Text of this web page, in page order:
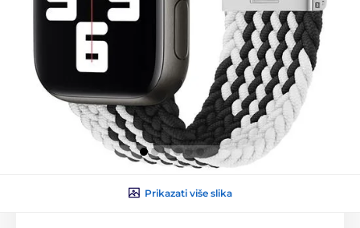
Prikazati više slika